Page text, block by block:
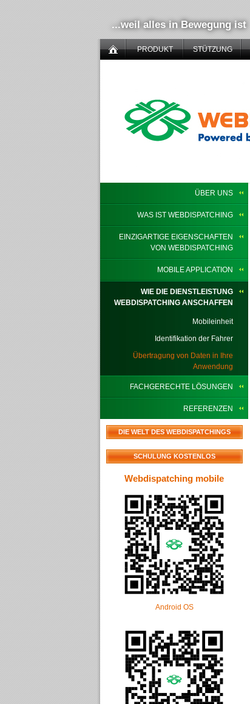
...weil alles in Bewegung ist
PRODUKT STÜTZUNG
ÜBER UNS
WAS IST WEBDISPATCHING
EINZIGARTIGE EIGENSCHAFTEN
VON WEBDISPATCHING
MOBILE APPLICATION
WIE DIE DIENSTLEISTUNG
WEBDISPATCHING ANSCHAFFEN
Mobileinheit
Identifikation der Fahrer
Übertragung von Daten in Ihre
Anwendung
FACHGERECHTE LÖSUNGEN
REFERENZEN
DIE WELT DES WEBDISPATCHINGS
SCHULUNG KOSTENLOS
Webdispatching mobile
Android OS